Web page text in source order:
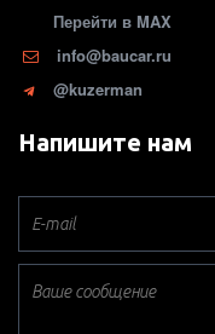
Перейти в MAX
info@baucar.ru
@kuzerman
Напишите нам